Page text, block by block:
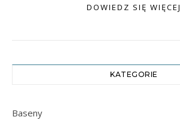
DOWIEDZ SIĘ WIĘCEJ
KATEGORIE
Baseny